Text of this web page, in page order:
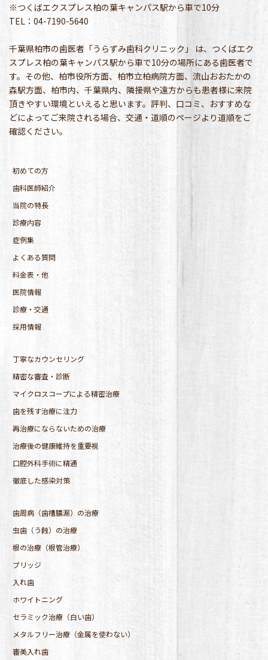
※つくばエクスプレス柏の葉キャンパス駅から車で10分
TEL：04-7190-5640
千葉県柏市の歯医者「うらずみ歯科クリニック」 は、つくばエク
スプレス柏の葉キャンパス駅から車で10分の場所にある歯医者で
す。その他、柏市役所方面、柏市立柏病院方面、流山おおたかの
森駅方面、柏市内、千葉県内、隣接県や遠方からも患者様に来院
頂きやすい環境といえると思います。評判、口コミ、おすすめな
どによってご来院される場合、交通・道順のページより道順をご
確認ください。
初めての方
歯科医師紹介
当院の特長
診療内容
症例集
よくある質問
料金表・他
医院情報
診療・交通
採用情報
丁寧なカウンセリング
精密な審査・診断
マイクロスコープによる精密治療
歯を残す治療に注力
再治療にならないための治療
治療後の健康維持を重要視
口腔外科手術に精通
徹底した感染対策
歯周病（歯槽膿漏）の治療
虫歯（う蝕）の治療
根の治療（根管治療）
ブリッジ
入れ歯
ホワイトニング
セラミック治療（白い歯）
メタルフリー治療（金属を使わない）
審美入れ歯